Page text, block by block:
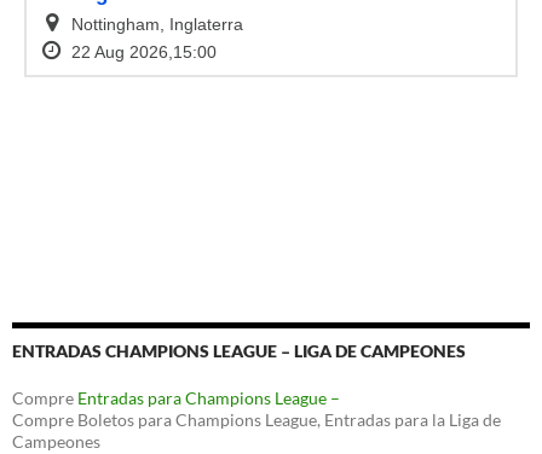
ENTRADAS CHAMPIONS LEAGUE – LIGA DE CAMPEONES
Compre Entradas para Champions League –
Compre Boletos para Champions League, Entradas para la Liga de
Campeones